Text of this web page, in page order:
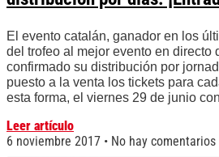
El evento catalán, ganador en los
del trofeo al mejor evento en directo
confirmado su distribución por
puesto a la venta los tickets para
esta forma, el viernes 29 de junio
Leer artículo
6 noviembre 2017
No hay comentarios